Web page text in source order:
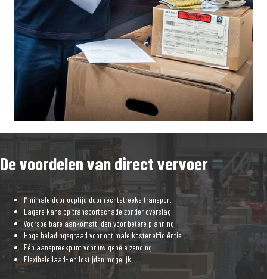
De voordelen van direct vervoer
Minimale doorlooptijd door rechtstreeks transport
Lagere kans op transportschade zonder overslag
Voorspelbare aankomsttijden voor betere planning
Hoge beladingsgraad voor optimale kostenefficiëntie
Eén aanspreekpunt voor uw gehele zending
Flexibele laad- en lostijden mogelijk